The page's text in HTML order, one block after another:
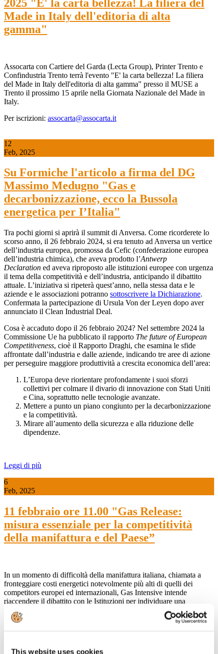
This website uses cookies
2025 "E' la carta bellezza! La filiera del
Made in Italy dell'editoria di alta
gamma"
Assocarta con Cartiere del Garda (Lecta Group), Printer Trento e
Confindustria Trento terrà l'evento "E' la carta bellezza! La filiera
del Made in Italy dell'editoria di alta gamma" presso il MUSE a
Trento il prossimo 15 aprile nella Giornata Nazionale del Made in
Italy.
Per iscrizioni: assocarta@assocarta.it
12
Feb, 2025
Su Formiche l'articolo a firma del DG
Massimo Medugno "Gas e
decarbonizzazione, ecco la Bussola
energetica per I’Italia"
Tra pochi giorni si aprirà il summit di Anversa. Come ricorderete lo
scorso anno, il 26 febbraio 2024, si era tenuto ad Anversa un vertice
dell’industria europea, promossa da Cefic (confederazione europea
dell’industria chimica), che aveva prodotto l’Antwerp
Declaration ed aveva riproposto alle istituzioni europee con urgenza
il tema della competitività e dell’industria, anticipando il dibattito
attuale. L’iniziativa si ripeterà quest’anno, nella stessa data e le
aziende e le associazioni potranno sottoscrivere la Dichiarazione.
Confermata la partecipazione di Ursula Von der Leyen dopo aver
annunciato il Clean Industrial Deal.
Cosa è accaduto dopo il 26 febbraio 2024? Nel settembre 2024 la
Commissione Ue ha pubblicato il rapporto The future of European
Competitiveness, cioè il Rapporto Draghi, che esamina le sfide
affrontate dall’industria e dalle aziende, indicando tre aree di azione
per perseguire maggiore produttività a crescita economica dell’area:
L’Europa deve riorientare profondamente i suoi sforzi
collettivi per colmare il divario di innovazione con Stati Uniti
e Cina, soprattutto nelle tecnologie avanzate.
Mettere a punto un piano congiunto per la decarbonizzazione
e la competitività.
Mirare all’aumento della sicurezza e alla riduzione delle
dipendenze.
Leggi di più
6
Feb, 2025
11 febbraio ore 11.00 "Gas Release:
misura essenziale per la competitività
della manifattura e del Paese”
In un momento di difficoltà della manifattura italiana, chiamata a
fronteggiare costi energetici notevolmente più alti di quelli dei
competitors europei ed internazionali, Gas Intensive intende
riaccendere il dibattito con le Istituzioni per individuare una
soluzione alternativa o complementare all’estrazione nazionale e
rilanciare la misura per una sua rapida ed efficace attuazione. Con la